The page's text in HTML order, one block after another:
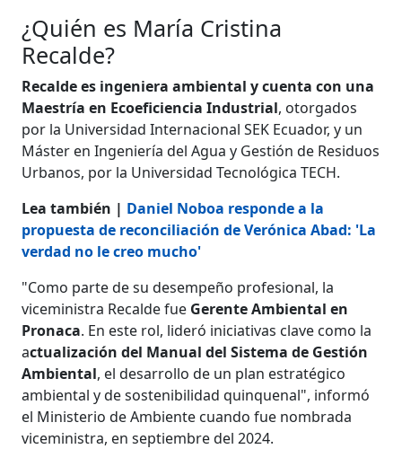
¿Quién es María Cristina
Recalde?
Recalde es ingeniera ambiental y cuenta con una
Maestría en Ecoeficiencia Industrial, otorgados
por la Universidad Internacional SEK Ecuador, y un
Máster en Ingeniería del Agua y Gestión de Residuos
Urbanos, por la Universidad Tecnológica TECH.
Lea también | Daniel Noboa responde a la
propuesta de reconciliación de Verónica Abad: 'La
verdad no le creo mucho'
"Como parte de su desempeño profesional, la
viceministra Recalde fue Gerente Ambiental en
Pronaca. En este rol, lideró iniciativas clave como la
actualización del Manual del Sistema de Gestión
Ambiental, el desarrollo de un plan estratégico
ambiental y de sostenibilidad quinquenal", informó
el Ministerio de Ambiente cuando fue nombrada
viceministra, en septiembre del 2024.